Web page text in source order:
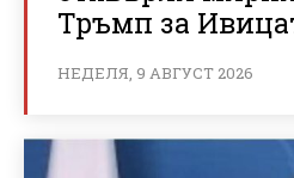
Тръмп за
НЕДЕЛЯ, 9 АВГУСТ 2026